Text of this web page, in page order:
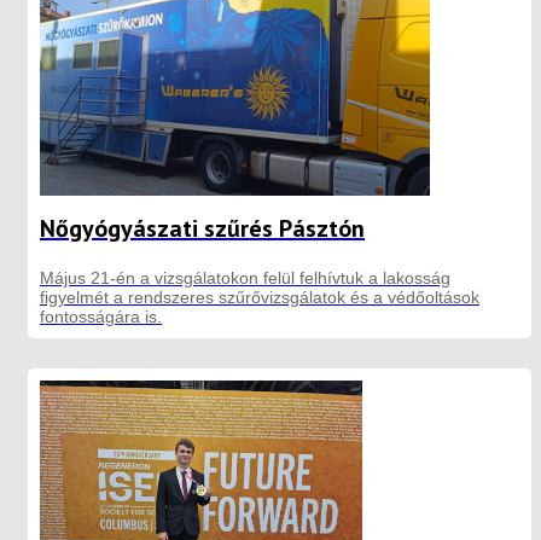
Nőgyógyászati szűrés Pásztón
Május 21-én a vizsgálatokon felül felhívtuk a lakosság
figyelmét a rendszeres szűrővizsgálatok és a védőoltások
fontosságára is.